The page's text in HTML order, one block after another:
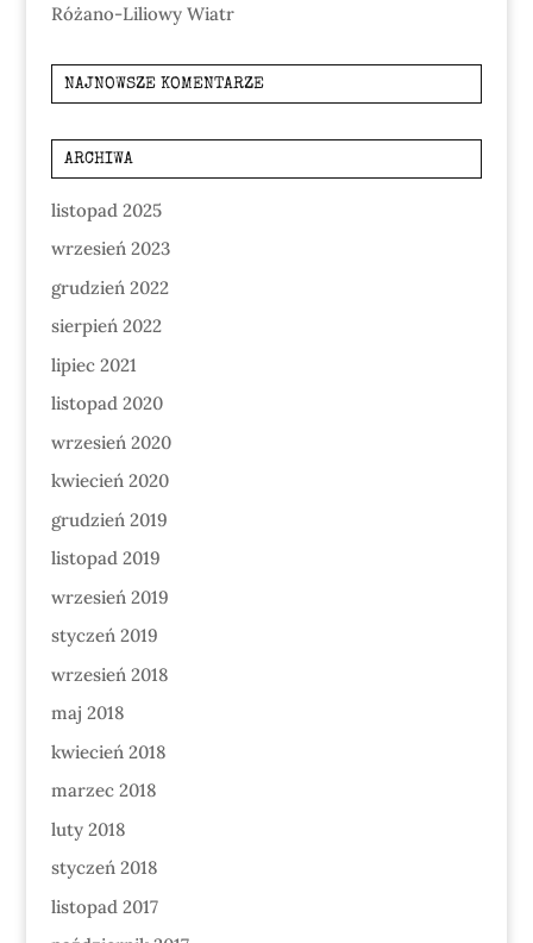
Różano-Liliowy Wiatr
NAJNOWSZE KOMENTARZE
ARCHIWA
listopad 2025
wrzesień 2023
grudzień 2022
sierpień 2022
lipiec 2021
listopad 2020
wrzesień 2020
kwiecień 2020
grudzień 2019
listopad 2019
wrzesień 2019
styczeń 2019
wrzesień 2018
maj 2018
kwiecień 2018
marzec 2018
luty 2018
styczeń 2018
listopad 2017